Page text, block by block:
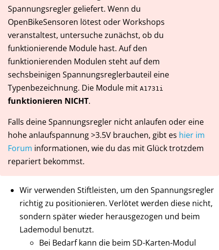
Spannungsregler geliefert. Wenn du
OpenBikeSensoren lötest oder Workshops
veranstaltest, untersuche zunächst, ob du
funktionierende Module hast. Auf den
funktionierenden Modulen steht auf dem
sechsbeinigen Spannungsreglerbauteil eine
Typenbezeichnung. Die Module mit A1731i
funktionieren NICHT.
Falls deine Spannungsregler nicht anlaufen oder eine
hohe anlaufspannung >3.5V brauchen, gibt es hier im
Forum informationen, wie du das mit Glück trotzdem
repariert bekommst.
Wir verwenden Stiftleisten, um den Spannungsregler
richtig zu positionieren. Verlötet werden diese nicht,
sondern später wieder herausgezogen und beim
Lademodul benutzt.
Bei Bedarf kann die beim SD-Karten-Modul